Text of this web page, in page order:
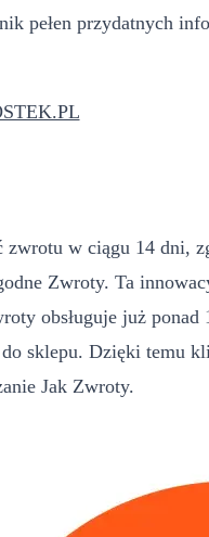
pełen przydatnych
w ciągu 14 dni,
Zwroty. Ta
obsługuje już
sklepu. Dzięki temu
Jak Zwroty.